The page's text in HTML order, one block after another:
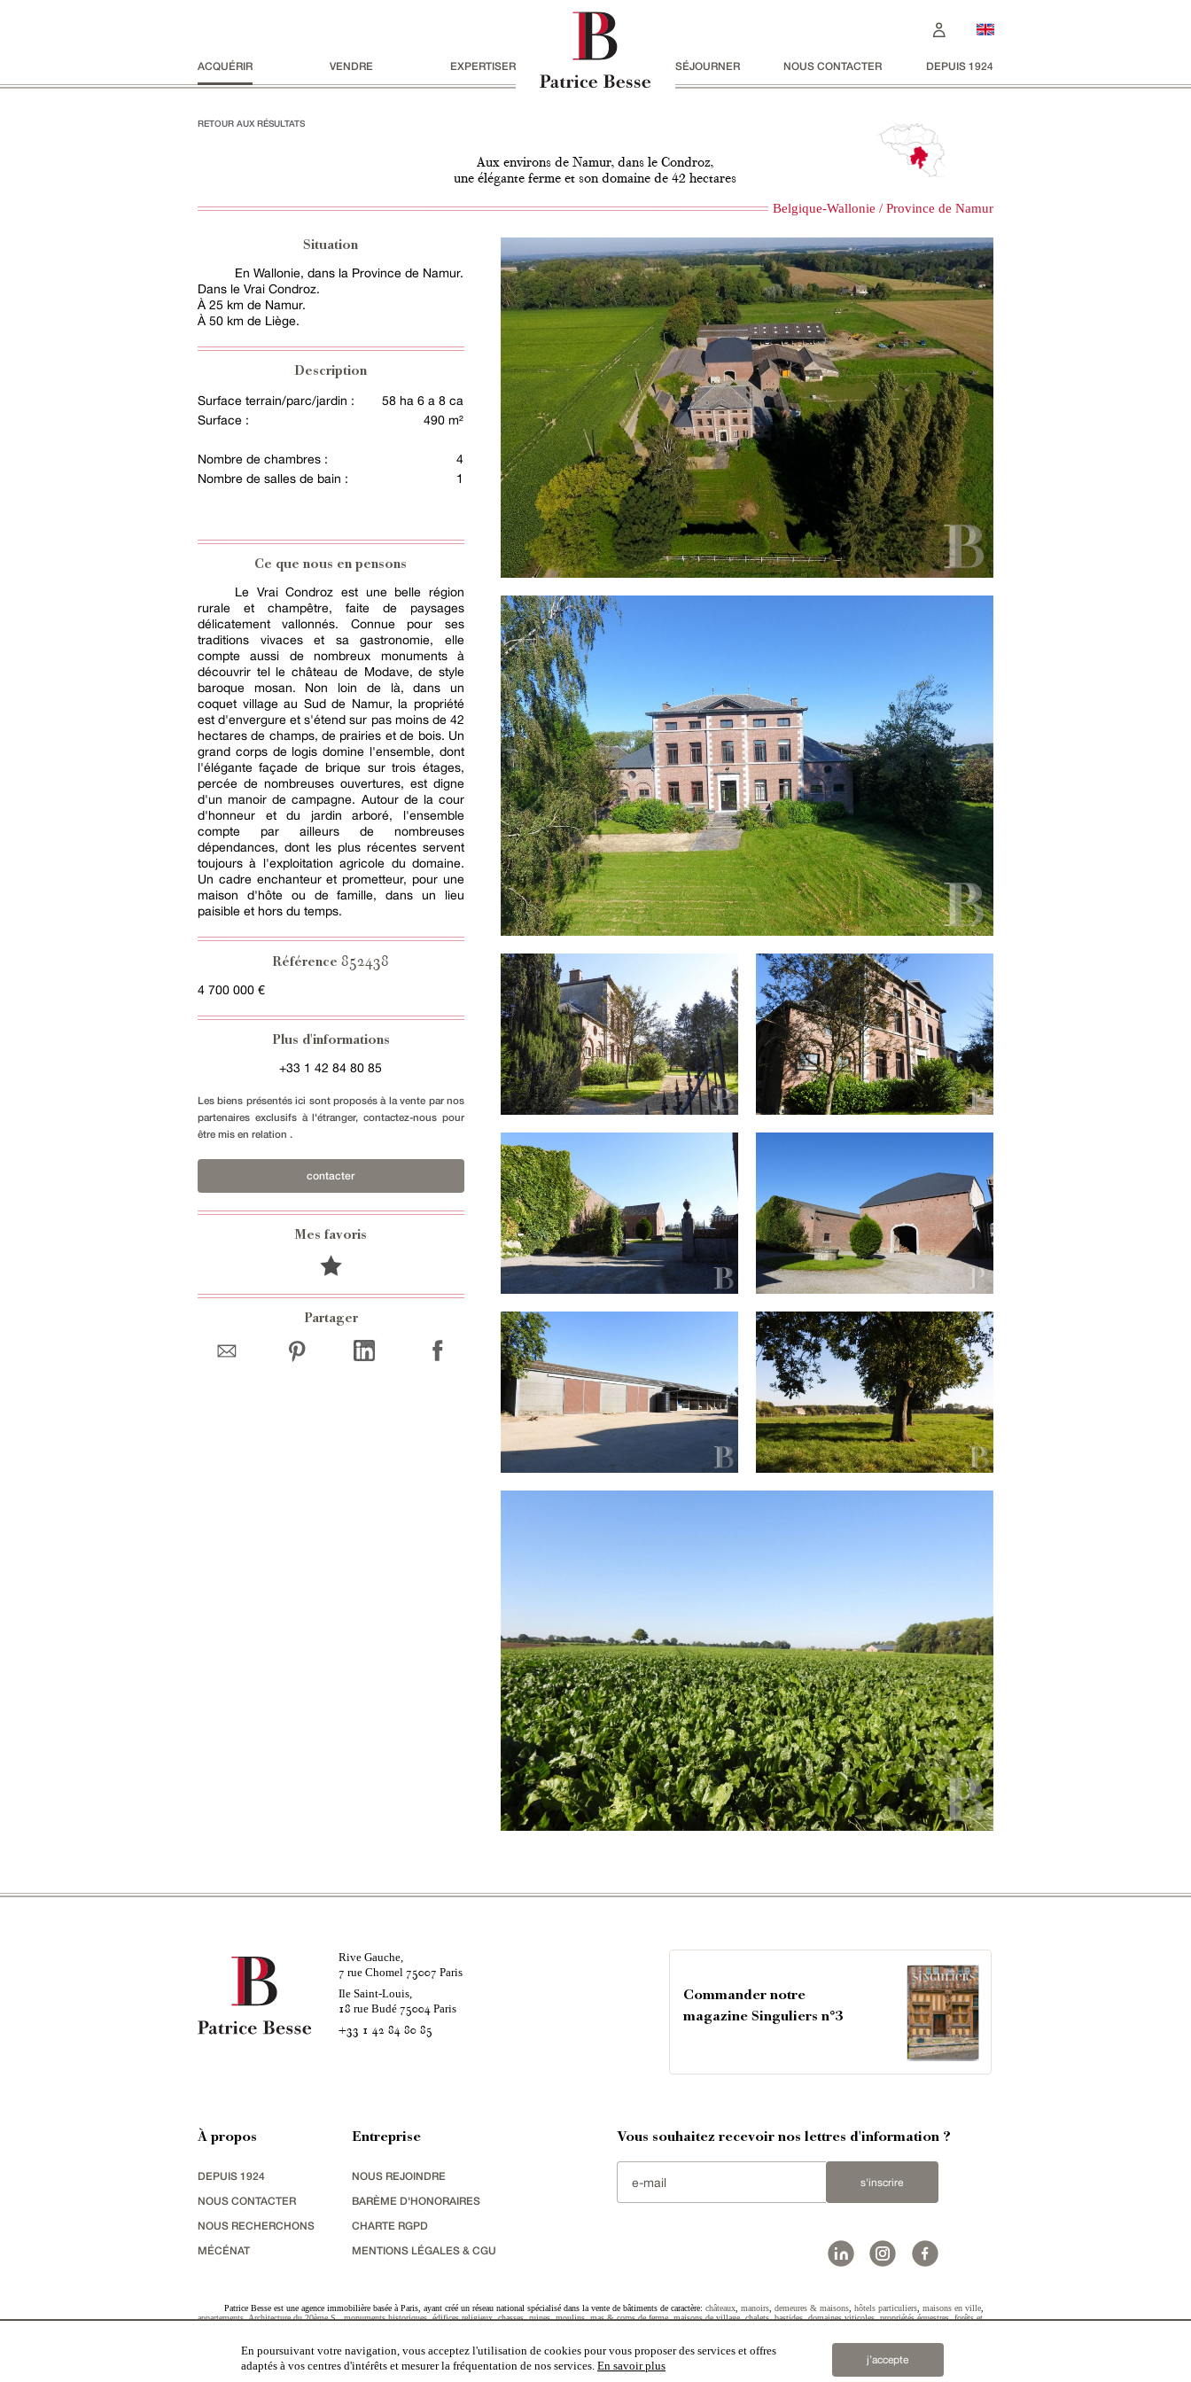
ACQUÉRIR VENDRE EXPERTISER SÉJOURNER NOUS CONTACTER DEPUIS 1924
RETOUR AUX RÉSULTATS
Aux environs de Namur, dans le Condroz,
une élégante ferme et son domaine de 42 hectares
Belgique-Wallonie / Province de Namur
Situation
En Wallonie, dans la Province de Namur.
Dans le Vrai Condroz.
À 25 km de Namur.
À 50 km de Liège.
Description
Surface terrain/parc/jardin :
58 ha 6 a 8 ca
Surface :
490 m²
Nombre de chambres :
4
Nombre de salles de bain :
1
Ce que nous en pensons
Le Vrai Condroz est une belle région
rurale et champêtre, faite de paysages
délicatement vallonnés. Connue pour ses
traditions vivaces et sa gastronomie, elle
compte aussi de nombreux monuments à
découvrir tel le château de Modave, de style
baroque mosan. Non loin de là, dans un
coquet village au Sud de Namur, la propriété
est d'envergure et s'étend sur pas moins de 42
hectares de champs, de prairies et de bois. Un
grand corps de logis domine l'ensemble, dont
l'élégante façade de brique sur trois étages,
percée de nombreuses ouvertures, est digne
d'un manoir de campagne. Autour de la cour
d'honneur et du jardin arboré, l'ensemble
compte par ailleurs de nombreuses
dépendances, dont les plus récentes servent
toujours à l'exploitation agricole du domaine.
Un cadre enchanteur et prometteur, pour une
maison d'hôte ou de famille, dans un lieu
paisible et hors du temps.
Référence852438
4 700 000 €
Plus d'informations
+33 1 42 84 80 85
Les biens présentés ici sont proposés à la vente par nos
partenaires exclusifs à l'étranger, contactez-nous pour
être mis en relation .
contacter
Mes favoris
Partager
Rive Gauche,
7 rue Chomel 75007 Paris
Ile Saint-Louis,
18 rue Budé 75004Paris
+33 1 42 84 80 85
Commander notre
magazine Singuliers n°3
À propos
DEPUIS 1924
NOUS CONTACTER
NOUS RECHERCHONS
MÉCÉNAT
Entreprise
NOUS REJOINDRE
BARÈME D'HONORAIRES
CHARTE RGPD
MENTIONS LÉGALES & CGU
Vous souhaitez recevoir nos lettres d'information ?
s'inscrire
Patrice Besse est une agence immobilière basée à Paris, ayant créé un réseau national spécialisé dans la vente de bâtiments de caractère: châteaux, manoirs, demeures & maisons, hôtels particuliers, maisons en ville,
appartements,Architecture du 20ème S.,monuments historiques,édifices religieux,chasses,ruines,moulins,mas & corps de ferme,maisons de village,chalets,bastides,domaines viticoles,propriétés équestres,forêts et
En poursuivant votre navigation, vous acceptez l'utilisation de cookies pour vous proposer des services et offres
adaptés à vos centres d'intérêts et mesurer la fréquentation de nos services. En savoir plus j’accepte